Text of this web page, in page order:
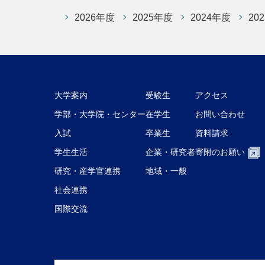
2026年度 2025年度 2024年度
大学案内
学部・大学院・センター
入試
学生生活
研究・産学官連携
社会連携
国際交流
受験生
在学生
卒業生
企業・研究者
地域・一般
アクセス
お問い合わせ
資料請求
寄附のお願い